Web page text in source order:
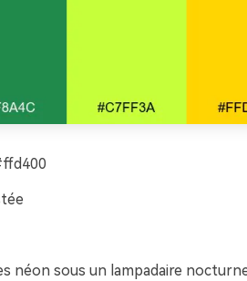
néon sous un lampadaire